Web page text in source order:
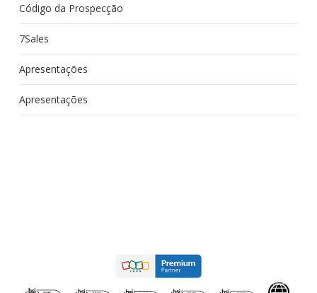
Código da Prospecção
7Sales
Apresentações
Apresentações